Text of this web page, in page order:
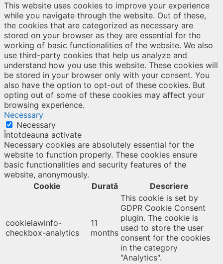
This website uses cookies to improve your experience
while you navigate through the website. Out of these,
the cookies that are categorized as necessary are
stored on your browser as they are essential for the
working of basic functionalities of the website. We also
use third-party cookies that help us analyze and
understand how you use this website. These cookies will
be stored in your browser only with your consent. You
also have the option to opt-out of these cookies. But
opting out of some of these cookies may affect your
browsing experience.
Necessary
Necessary
Întotdeauna activate
Necessary cookies are absolutely essential for the
website to function properly. These cookies ensure
basic functionalities and security features of the
website, anonymously.
Cookie
Durată Descriere
cookielawinfo-
checkbox-analytics
11
months
This cookie is set by
GDPR Cookie Consent
plugin. The cookie is
used to store the user
consent for the cookies
in the category
"Analytics".